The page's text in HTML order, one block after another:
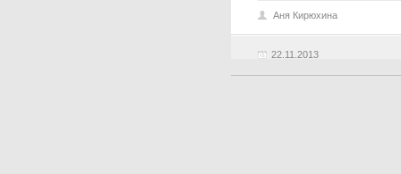
22.11.2013
Аня Кирюхина